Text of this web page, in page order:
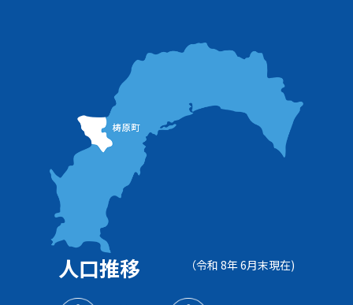
人口推移 （令和 8年 6月末現在)